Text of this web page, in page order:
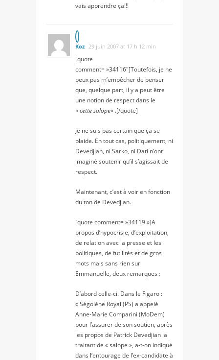
vais apprendre ça!!!
Koz 29 juin 2007 at 17 h 12 min
[quote
comment= »34116″]Toutefois, je ne
peux pas m’empêcher de penser
que, quelque part, il y a peut être
une notion de respect dans le
«cette salope« .[/quote]
Je ne suis pas certain que ça se
plaide. En tout cas, politiquement, ni
Devedjian, ni Sarko, ni Dati n’ont
imaginé soutenir qu’il s’agissait de
respect.
Maintenant, c’est à voir en fonction
du ton de Devedjian.
[quote comment= »34119 »]A
propos d’hypocrisie, d’exploitation,
de relation avec la presse et les
politiques, de futilités et de gros
mots mais sans rien sur
Emmanuelle, deux remarques :
D’abord celle-ci. Dans le Figaro :
« Ségolène Royal (PS) a appelé
Anne-Marie Comparini (MoDem)
pour l’assurer de son soutien, après
les propos de Patrick Devedjian la
traitant de « salope », a-t-on indiqué
dans l’entourage de l’ex-candidate à